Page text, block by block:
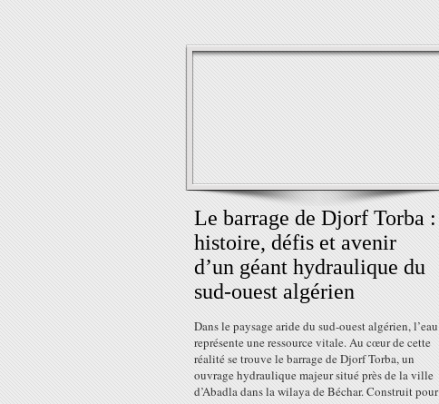
Le barrage de Djorf Torba :
histoire, défis et avenir
d’un géant hydraulique du
sud-ouest algérien
Dans le paysage aride du sud-ouest algérien, l’eau
représente une ressource vitale. Au cœur de cette
réalité se trouve le barrage de Djorf Torba, un
ouvrage hydraulique majeur situé près de la ville
d’Abadla dans la wilaya de Béchar. Construit pour